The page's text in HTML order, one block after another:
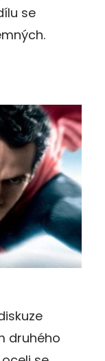
se
druhého